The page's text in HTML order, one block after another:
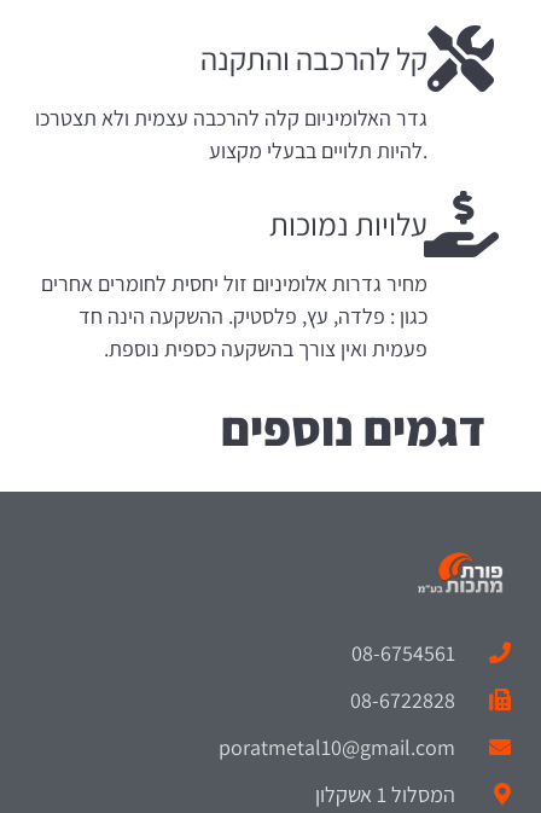
קל להרכבה והתקנה
גדר האלומיניום קלה להרכבה עצמית ולא תצטרכו
.להיות תלויים בבעלי מקצוע
עלויות נמוכות
מחיר גדרות אלומיניום זול יחסית לחומרים אחרים
כגון : פלדה, עץ, פלסטיק. ההשקעה הינה חד
פעמית ואין צורך בהשקעה כספית נוספת.
דגמים נוספים
08-6754561
08-6722828
poratmetal10@gmail.com
המסלול 1 אשקלון